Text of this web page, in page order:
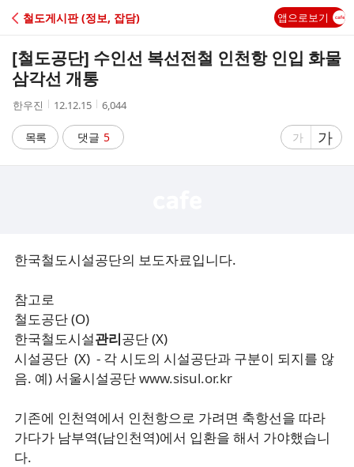
C
A
철도게시판 (정보, 잡담) 앱으로보기
[철도공단] 수인선 복선전철 인천항 인입 화물
삼각선 개통
작
자
한우진
작
시
간
12.12.15
조
수
6,044
목록 댓글 5
글
가
글
자
가
한국철도시설공단의 보도자료입니다.
참고로
철도공단 (O)
한국철도시설관리공단 (X)
시설공단 (X) - 각 시도의 시설공단과 구분이 되지를 않
음. 예) 서울시설공단www.sisul.or.kr
기존에 인천역에서 인천항으로 가려면 축항선을 따라
가다가 남부역(남인천역)에서 입환을 해서 가야했습니
다.